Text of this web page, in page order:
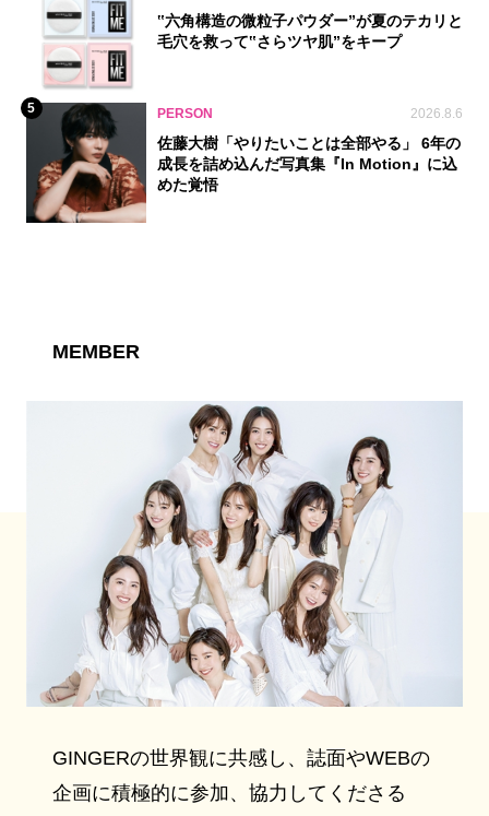
‟六角構造の微粒子パウダー”が夏のテカリと
毛穴を救って‟さらツヤ肌”をキープ
5 PERSON 2026.8.6
佐藤大樹「やりたいことは全部やる」 6年の
成長を詰め込んだ写真集『In Motion』に込
めた覚悟
MEMBER
GINGERの世界観に共感し、誌面やWEBの
企画に積極的に参加、協力してくださる